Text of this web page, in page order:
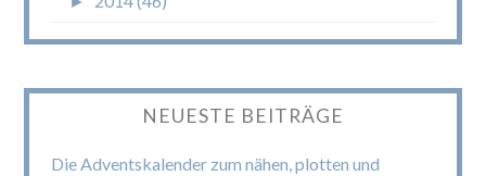
NEUESTE BEITRÄGE
Die Adventskalender zum nähen, plotten und